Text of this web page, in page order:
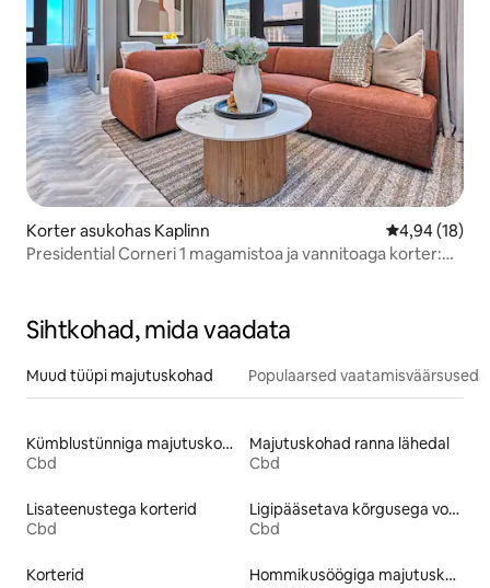
Korter asukohas Kaplinn Keskmine
4,94 (18)
Presidential Corneri 1 magamistoa ja vannitoaga korter:
Sihtkohad, mida vaadata
Muud tüüpi majutuskohad Populaarsed vaatamisväärsused
Kümblustünniga majutuskohad
Cbd
Majutuskohad ranna lähedal
Cbd
Lisateenustega korterid
Cbd
Ligipääsetava kõrgusega voodiga majutuskohad
Cbd
Korterid
Hommikusöögiga majutuskohad